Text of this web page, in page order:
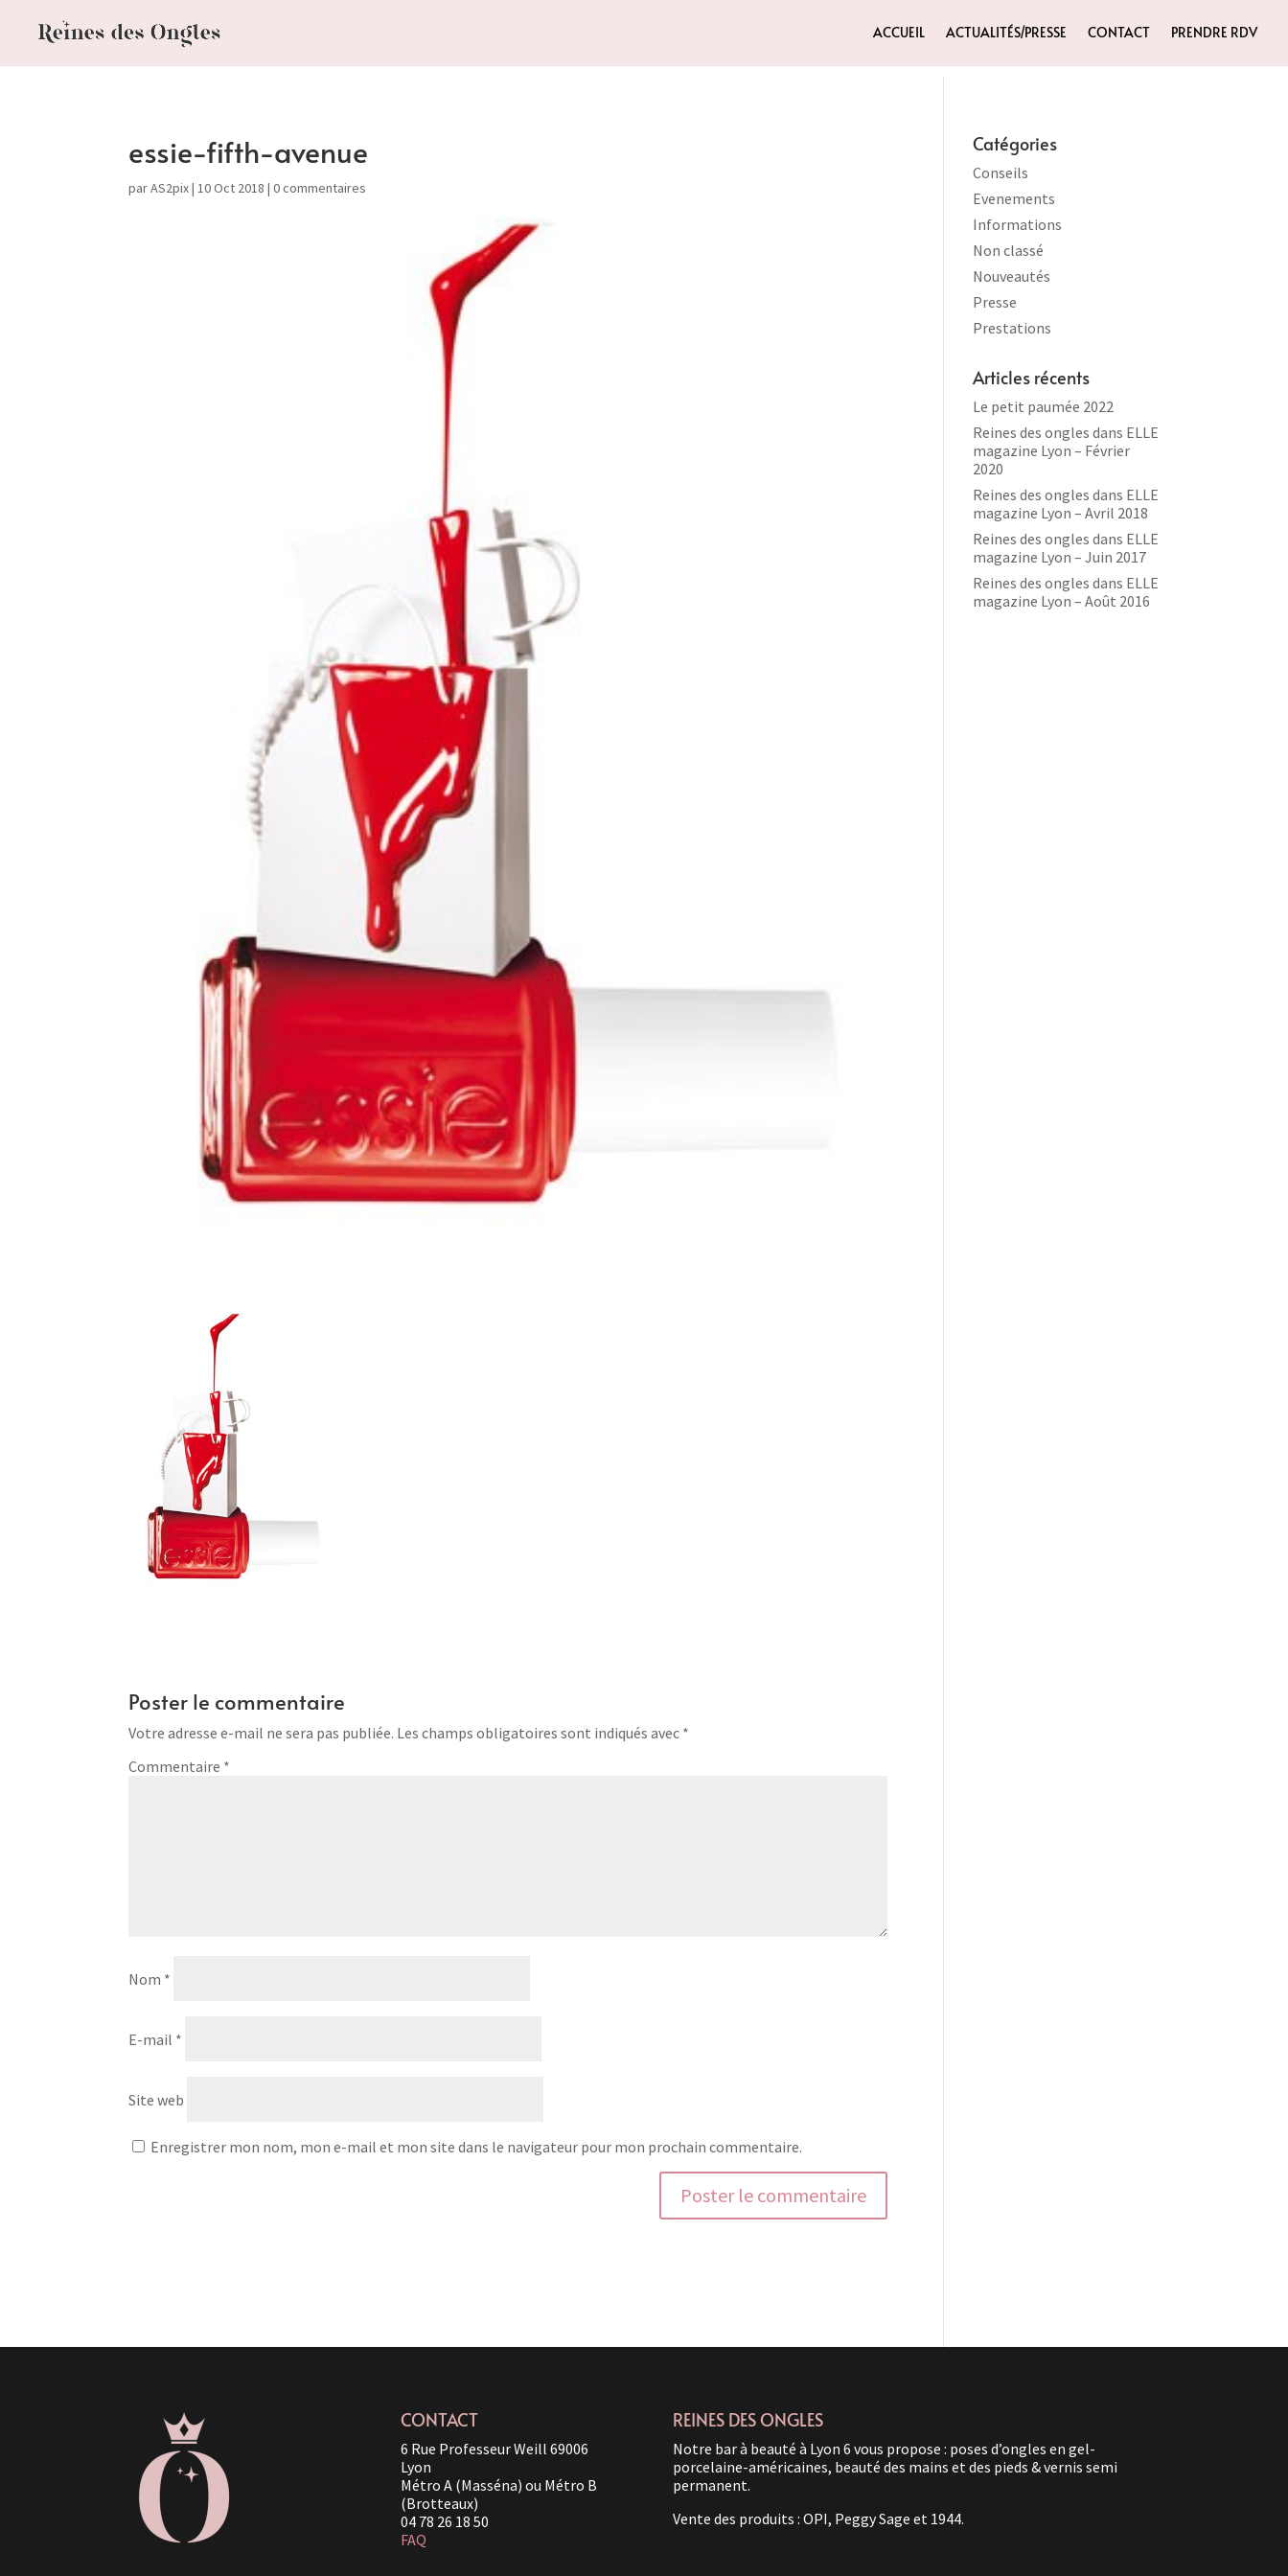
ACCUEIL ACTUALITÉS/PRESSE CONTACT PRENDRE RDV
essie-fifth-avenue
parAS2pix|10 Oct 2018 |0 commentaires
Poster le commentaire
Votre adresse e-mail ne sera pas publiée. Les champs obligatoires sont indiqués avec *
Commentaire *
Nom *
E-mail *
Site web
Enregistrer mon nom, mon e-mail et mon site dans le navigateur pour mon prochain commentaire.
Catégories
Conseils
Evenements
Informations
Non classé
Nouveautés
Presse
Prestations
Articles récents
Le petit paumée 2022
Reines des ongles dans ELLE
magazine Lyon – Février
2020
Reines des ongles dans ELLE
magazine Lyon – Avril 2018
Reines des ongles dans ELLE
magazine Lyon – Juin 2017
Reines des ongles dans ELLE
magazine Lyon – Août 2016
CONTACT
6 Rue Professeur Weill 69006
Lyon
Métro A (Masséna) ou Métro B
(Brotteaux)
04 78 26 18 50
FAQ
REINES DES ONGLES
Notre bar à beauté à Lyon 6 vous propose : poses d’ongles en gel-
porcelaine-américaines, beauté des mains et des pieds & vernis semi
permanent.
Vente des produits : OPI, Peggy Sage et 1944.